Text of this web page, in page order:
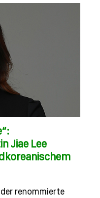
Jiae Lee
renommierte